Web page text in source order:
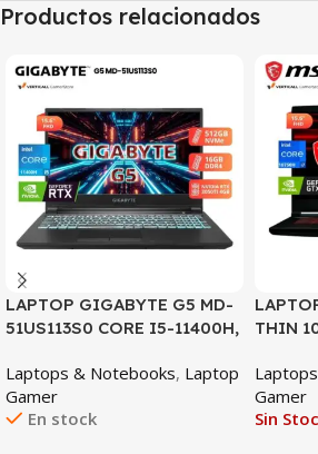
Productos relacionados
SALE
LAPTOP GIGABYTE G5 MD-
51US113S0 CORE I5-11400H,
DDR4, 512GB SSD, 15.6″ FHD
144HZ
Laptops & Notebooks, Laptop
Gamer
En stock
SALE
THIN
512GB
Gamer
Sin